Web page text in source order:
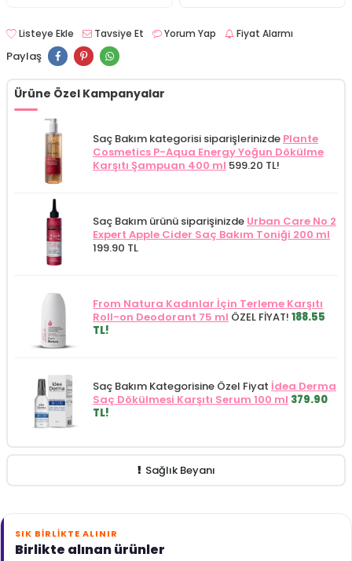
Listeye Ekle Tavsiye Et Yorum Yap Fiyat Alarmı
Paylaş
Ürüne Özel Kampanyalar
Saç Bakım kategorisi siparişlerinizde Plante
Cosmetics P-Aqua Energy Yoğun Dökülme
Karşıtı Şampuan 400 ml 599.20 TL!
Saç Bakım ürünü siparişinizde Urban Care No 2
Expert Apple Cider Saç Bakım Toniği 200 ml
199.90 TL
From Natura Kadınlar İçin Terleme Karşıtı
Roll-on Deodorant 75 ml ÖZEL FİYAT! 188.55
TL!
Saç Bakım Kategorisine Özel Fiyat İdea Derma
Saç Dökülmesi Karşıtı Serum 100 ml 379.90
TL!
Sağlık Beyanı
SIK BIRLIKTE ALINIR
Birlikte alınan ürünler